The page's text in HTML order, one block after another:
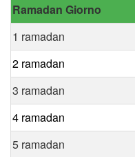
Ramadan Giorno
1 ramadan
2 ramadan
3 ramadan
4 ramadan
5 ramadan